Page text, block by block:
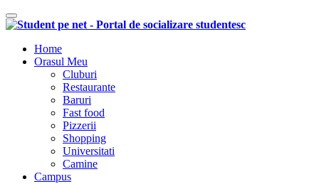
Comutare navigare
Home
Orasul Meu
Cluburi
Restaurante
Baruri
Fast food
Pizzerii
Shopping
Universitati
Camine
Campus